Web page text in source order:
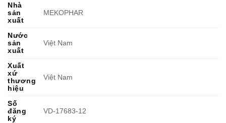
Nhà
sản
xuất
MEKOPHAR
Nước
sản
xuất
Việt Nam
Xuất
xứ
thương
hiệu
Việt Nam
Số
đăng
ký
VD-17683-12